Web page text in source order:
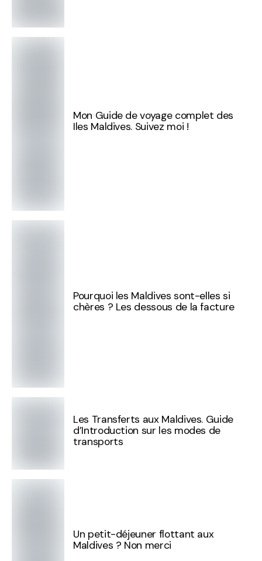
Mon Guide de voyage complet des
Iles Maldives. Suivez moi !
Pourquoi les Maldives sont-elles si
chères ? Les dessous de la facture
Les Transferts aux Maldives. Guide
d’Introduction sur les modes de
transports
Un petit-déjeuner flottant aux
Maldives ? Non merci